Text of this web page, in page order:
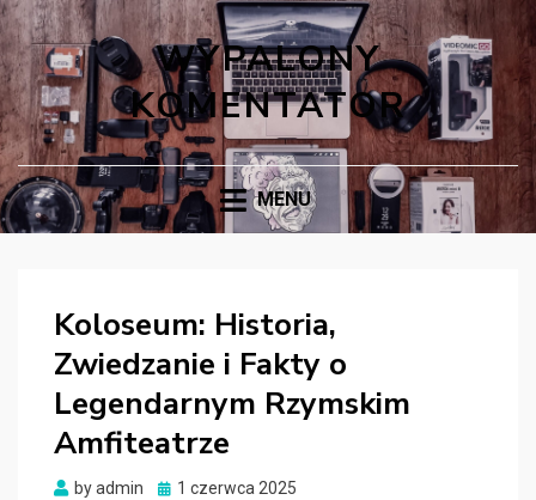
WYPALONY
KOMENTATOR
MENU
Koloseum: Historia,
Zwiedzanie i Fakty o
Legendarnym Rzymskim
Amfiteatrze
byadmin
Posted
1 czerwca 2025